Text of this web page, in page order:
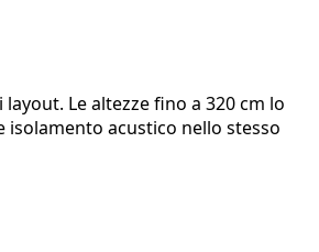
Le altezze fino a 320 cm lo
acustico nello stesso